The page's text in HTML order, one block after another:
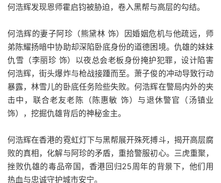
何浩辉发现恩师霍启钧被胁迫，卷入黑帮与高层的勾结。
何浩辉的妻子阿珍（熊黛林 饰）因婚姻危机与他疏远，师
弟陈耀扬暗中协助却深陷卧底身份的道德困境。仇雄的妹妹
仇雪（李丽珍 饰）以夜总会老板身份掩护犯罪，设计陷害
何浩辉，街头爆炸与枪战接踵而至。萧子俊的冲动导致行动
暴露，林雪儿的卧底任务险些失败。何浩辉在警局内外的夹
击中，联合老友老陈（陈惠敏 饰）与退休警官（汤镇业
饰），挖掘仇雄背后的神秘金主。
何浩辉在香港的霓虹灯下与黑帮展开殊死搏斗，揭开高层腐
败的真相，化解与阿珍的矛盾，重拾警服初心。三虎重聚，
挫败仇雄的毒品帝国，香港回归25周年的背景下，他们用
热血与忠诚守护城市安宁。